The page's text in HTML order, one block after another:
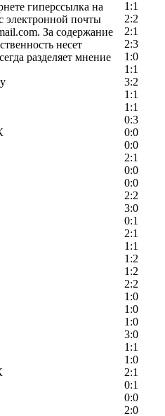
1:1
2:2
2:1
2:3
1:0
1:1
3:2
1:1
1:1
0:3
0:0
0:0
2:1
0:0
0:0
2:2
3:0
0:1
2:1
1:1
1:2
1:2
2:2
1:0
1:0
1:0
3:0
1:1
1:0
2:1
0:1
0:0
2:0
гиперссылка на
электронной почты
За содержание
несет
разделяет мнение